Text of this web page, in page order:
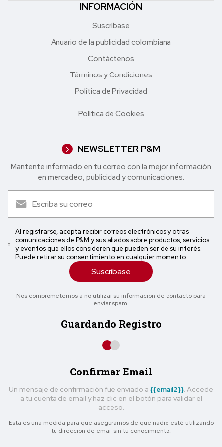
INFORMACIÓN
Suscríbase
Anuario de la publicidad colombiana
Contáctenos
Términos y Condiciones
Política de Privacidad
Política de Cookies
NEWSLETTER P&M
Mantente informado en tu correo con la mejor in formación
en mercadeo, publicidad y comunicaciones.
Al registrarse, acepta recibir correos electrónicos y otras
comunicaciones de P&M y sus aliados sobre productos, servicios
y eventos que ellos consideren que pueden ser de su interés.
Puede retirar su consentimiento en cualquier momento
Suscríbase
Nos comprometemos a no utilizar su información de contacto para
enviar spam.
Guardando Registro
Confirmar Email
Un mensaje de confirmación fue enviado a {{email2}}. Accede
a tu cuenta de email y haz clic en el botón para validar el
acceso.
Esta es una medida para que asegurarnos de que nadie esté utilizando
tu dirección de email sin tu conocimiento.